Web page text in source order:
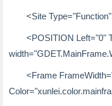
<Site
<POSITION Left="0"
<Frame